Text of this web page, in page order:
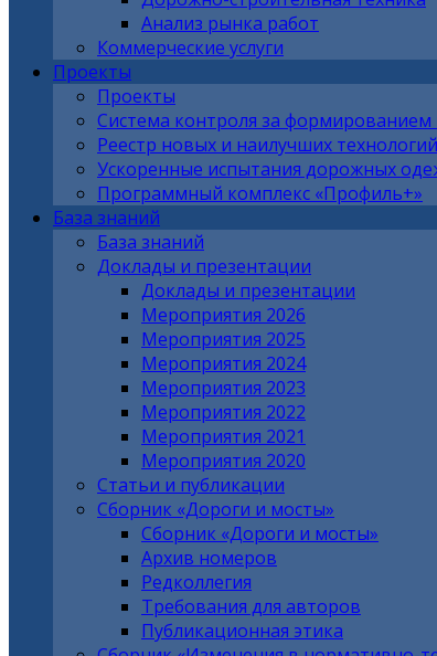
Анализ рынка работ
Коммерческие услуги
Проекты
Проекты
Система контроля за
Реестр новых и наилучших технологий
Ускоренные испытания дорожных
Программный комплекс «Профиль+»
База знаний
База знаний
Доклады и презентации
Доклады и презентации
Мероприятия 2026
Мероприятия 2025
Мероприятия 2024
Мероприятия 2023
Мероприятия 2022
Мероприятия 2021
Мероприятия 2020
Статьи и публикации
Сборник «Дороги и мосты»
Сборник «Дороги и мосты»
Архив номеров
Редколлегия
Требования для авторов
Публикационная этика